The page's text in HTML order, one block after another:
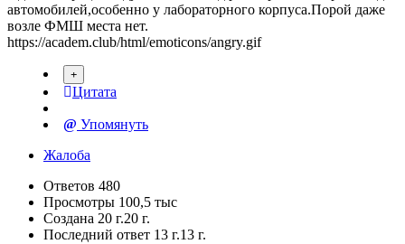
автомобилей,особенно у лабораторного корпуса.Порой даже
возле ФМШ места нет.
https://academ.club/html/emoticons/angry.gif
Цитата
Упомянуть
Жалоба
Ответов 480
Просмотры 100,5 тыс
Создана 20 г.20 г.
Последний ответ 13 г.13 г.